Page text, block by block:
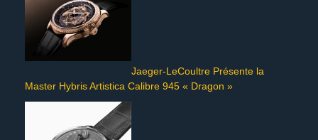
Jaeger-LeCoultre Présente la
Master Hybris Artistica Calibre 945 « Dragon »